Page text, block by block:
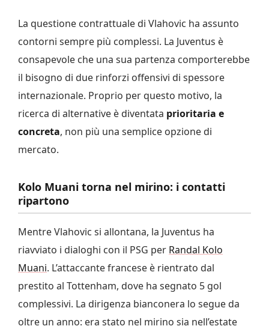
La questione contrattuale di Vlahovic ha assunto
contorni sempre più complessi. La Juventus è
consapevole che una sua partenza comporterebbe
il bisogno di due rinforzi offensivi di spessore
internazionale. Proprio per questo motivo, la
ricerca di alternative è diventata prioritaria e
concreta, non più una semplice opzione di
mercato.
Kolo Muani torna nel mirino: i contatti
ripartono
Mentre Vlahovic si allontana, la Juventus ha
riavviato i dialoghi con il PSG per Randal Kolo
Muani. L’attaccante francese è rientrato dal
prestito al Tottenham, dove ha segnato 5 gol
complessivi. La dirigenza bianconera lo segue da
oltre un anno: era stato nel mirino sia nell’estate